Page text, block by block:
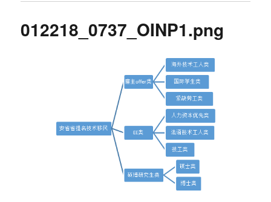
012218_0737_OINP1.png